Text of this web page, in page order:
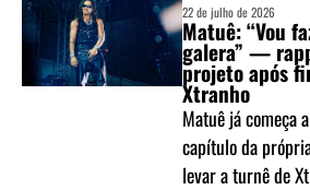
22 de julho de 2026
Matuê: “Vou
galera” —
projeto após
Xtranho
Matuê já começa
capítulo da
levar a turnê de